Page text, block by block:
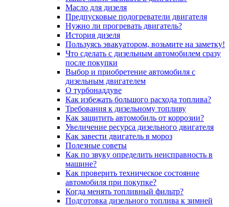
Масло для дизеля
Предпусковые подогреватели двигателя
Нужно ли прогревать двигатель?
История дизеля
Пользуясь эвакуатором, возьмите на заметку!
Что сделать с дизельным автомобилем сразу
после покупки
Выбор и приобретение автомобиля с
дизельным двигателем
О турбонаддуве
Как избежать большого расхода топлива?
Требования к дизельному топливу
Как защитить автомобиль от коррозии?
Увеличение ресурса дизельного двигателя
Как завести двигатель в мороз
Полезные советы
Как по звуку определить неисправность в
машине?
Как проверить техническое состояние
автомобиля при покупке?
Когда менять топливный фильтр?
Подготовка дизельного топлива к зимней